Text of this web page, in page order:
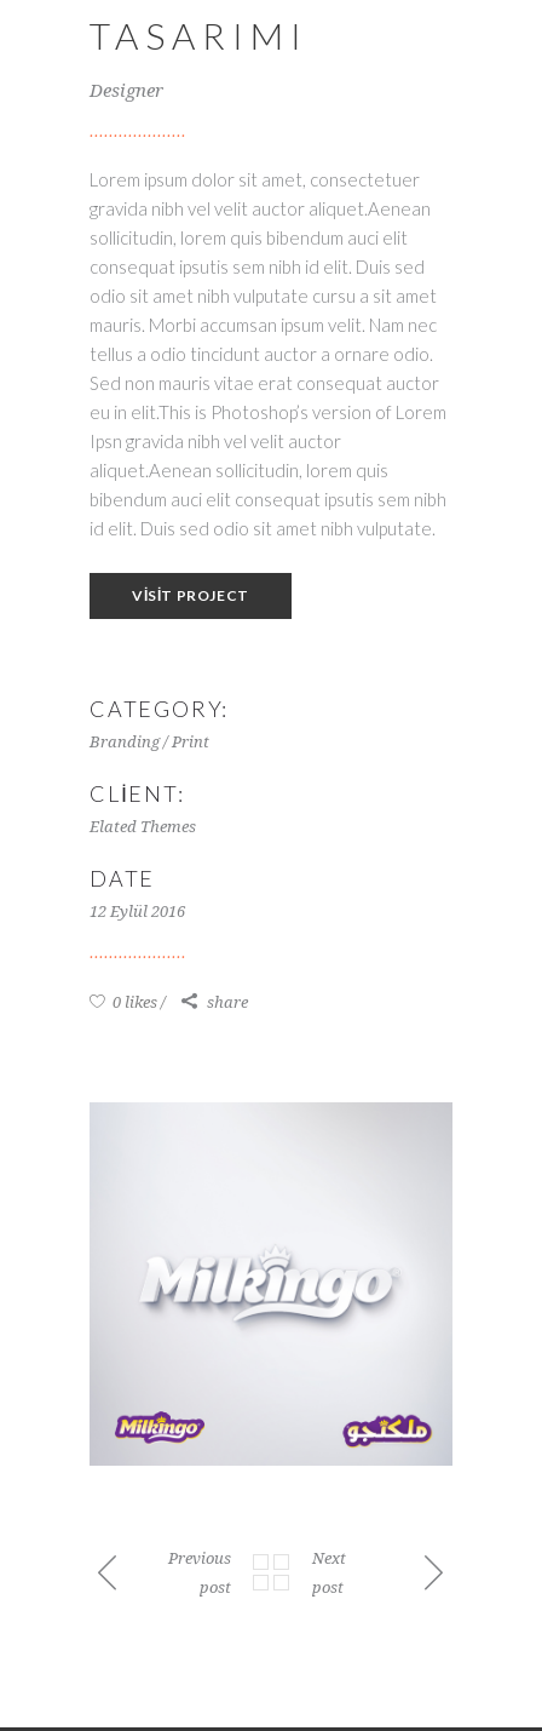
TASARIMI
Designer
Lorem ipsum dolor sit amet, consectetuer
gravida nibh vel velit auctor aliquet.Aenean
sollicitudin, lorem quis bibendum auci elit
consequat ipsutis sem nibh id elit. Duis sed
odio sit amet nibh vulputate cursu a sit amet
mauris. Morbi accumsan ipsum velit. Nam nec
tellus a odio tincidunt auctor a ornare odio.
Sed non mauris vitae erat consequat auctor
eu in elit.This is Photoshop’s version of Lorem
Ipsn gravida nibh vel velit auctor
aliquet.Aenean sollicitudin, lorem quis
bibendum auci elit consequat ipsutis sem nibh
id elit. Duis sed odio sit amet nibh vulputate.
VISIT PROJECT
CATEGORY:
Branding / Print
CLIENT:
Elated Themes
DATE
12 Eylül 2016
0 likes share
Previous
post
Next
post